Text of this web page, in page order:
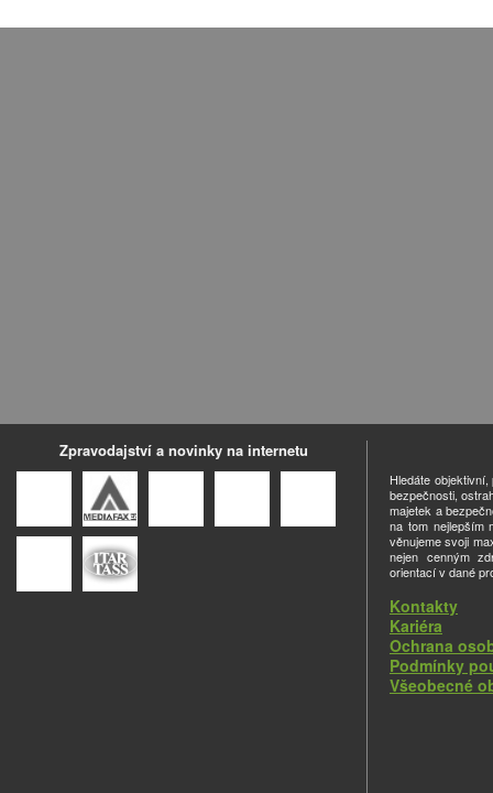
Zpravodajství a novinky na internetu
Hledáte
bezpečnosti,
majetek a
na tom nejlepším
věnujeme svoji
nejen cenným
orientací v dané
Kontakty
Kariéra
Ochrana
Podmínky
Všeobecné